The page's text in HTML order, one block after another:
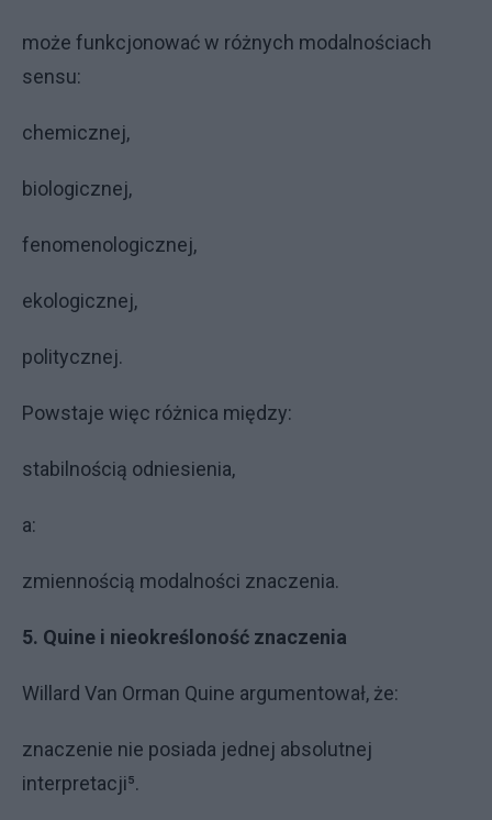
może funkcjonować w różnych modalnościach
sensu:
chemicznej,
biologicznej,
fenomenologicznej,
ekologicznej,
politycznej.
Powstaje więc różnica między:
stabilnością odniesienia,
a:
zmiennością modalności znaczenia.
5. Quine i nieokreśloność znaczenia
Willard Van Orman Quine argumentował, że:
znaczenie nie posiada jednej absolutnej
interpretacji⁵.